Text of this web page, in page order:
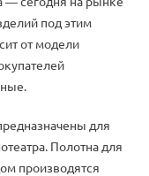
под этим
от модели
для
Полотна для
производятся